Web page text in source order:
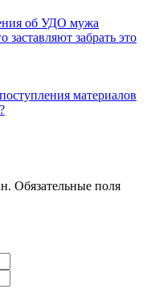
об УДО мужа
забрать это
материалов
Обязательные поля